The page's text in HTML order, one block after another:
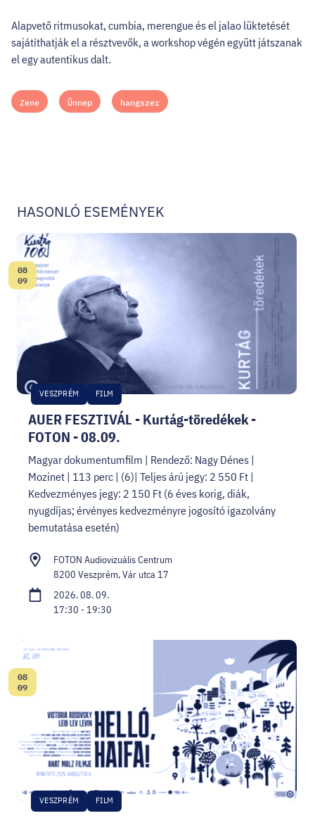
Alapvető ritmusokat, cumbia, merengue és el jalao lüktetését
sajátíthatják el a résztvevők, a workshop végén együtt játszanak
el egy autentikus dalt.
Zene Ünnep hangszer
HASONLÓ ESEMÉNYEK
AUER FESZTIVÁL - Kurtág-töredékek -
FOTON - 08.09.
VESZPRÉM FILM
Dátum:
08
09
Magyar dokumentumfilm | Rendező: Nagy Dénes |
Mozinet | 113 perc | (6)| Teljes árú jegy: 2 550 Ft |
Kedvezményes jegy: 2 150 Ft (6 éves korig, diák,
nyugdíjas; érvényes kedvezményre jogosító igazolvány
bemutatása esetén)
FOTON Audiovizuális Centrum
8200 Veszprém, Vár utca 17
2026. 08. 09.
17:30 - 19:30
VESZPRÉM FILM
Dátum:
08
09